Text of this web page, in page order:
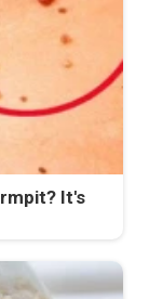
It's